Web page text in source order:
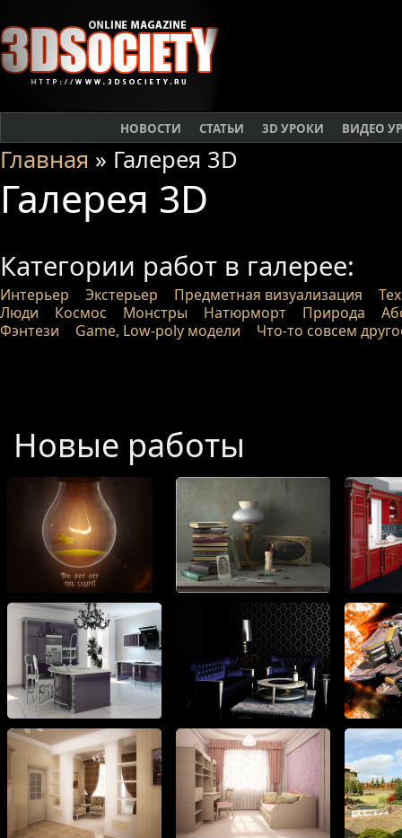
НОВОСТИ СТАТЬИ 3D УРОКИ ВИДЕО
Главная » Галерея 3D
Галерея 3D
Категории работ в галерее:
Интерьер Экстерьер Предметная визуализация
Люди
Космос Монстры Натюрморт Природа
Фэнтези
Game, Low-poly модели Что-то совсем
Новые работы